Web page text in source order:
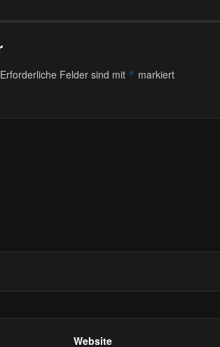
Erforderliche Felder sind mit * markiert
Website